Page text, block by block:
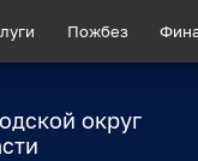
Пожбез
округ